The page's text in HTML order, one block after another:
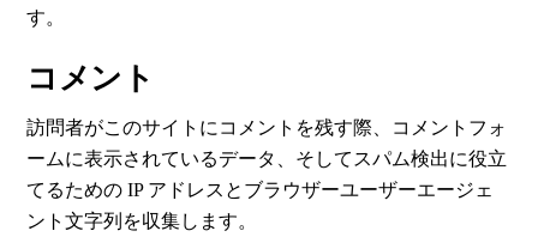
す。
コメント
訪問者がこのサイトにコメントを残す際、コメントフォ
ームに表示されているデータ、そしてスパム検出に役立
てるための IP アドレスとブラウザーユーザーエージェ
ント文字列を収集します。